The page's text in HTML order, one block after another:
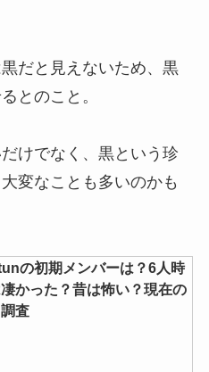
だと見えないため、黒
とのこと。
けでなく、黒という珍
変なことも多いのかも
の初期メンバーは？6人時
かった？昔は怖い？現在の
査